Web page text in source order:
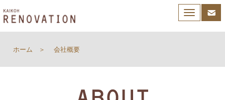
Toggle
navigation
ホーム 会社概要